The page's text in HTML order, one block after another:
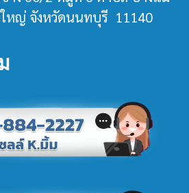
ใหญ่ จังหวัดนนทบุรี 11140